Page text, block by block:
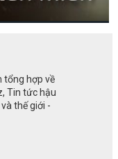
tổng hợp về
Tin tức hậu
thế giới -